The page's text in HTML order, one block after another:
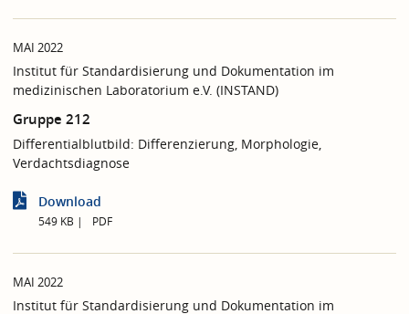
MAI 2022
Institut für Standardisierung und Dokumentation im
medizinischen Laboratorium e.V. (INSTAND)
Gruppe 212
Differentialblutbild: Differenzierung, Morphologie,
Verdachtsdiagnose
Download
549 KB PDF
MAI 2022
Institut für Standardisierung und Dokumentation im